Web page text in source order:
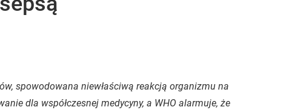
spowodowana niewłaściwą reakcją organizmu na
dla współczesnej medycyny, a WHO alarmuje, że